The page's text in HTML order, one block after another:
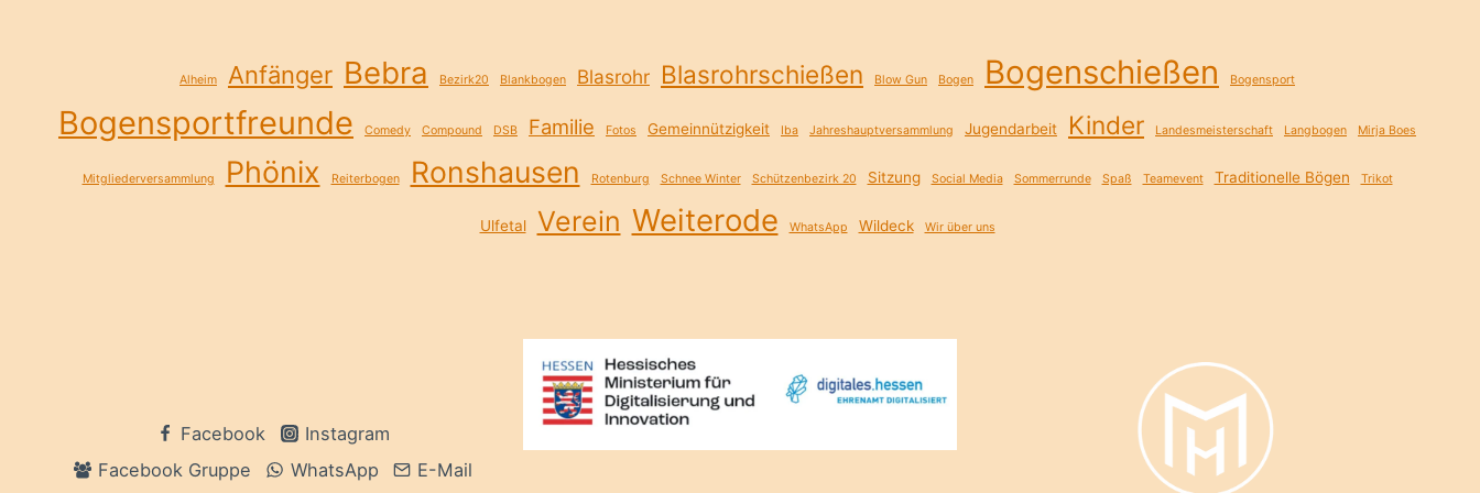
Alheim Anfänger Bebra Bezirk20 Blankbogen Blasrohr Blasrohrschießen Blow Gun Bogen Bogenschießen Bogensport
Bogensportfreunde Comedy Compound DSB Familie Fotos Gemeinnützigkeit Iba Jahreshauptversammlung Jugendarbeit Kinder Landesmeisterschaft Langbogen Mirja Boes
Mitgliederversammlung Phönix Reiterbogen Ronshausen Rotenburg Schnee Winter Schützenbezirk 20 Sitzung Social Media Sommerrunde Spaß Teamevent Traditionelle Bögen Trikot
Ulfetal Verein Weiterode WhatsApp Wildeck Wir über uns
Facebook
Instagram
Facebook Gruppe
WhatsApp E-Mail